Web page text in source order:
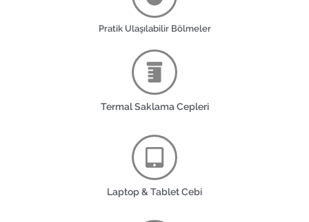
Pratik Ulaşılabilir Bölmeler
Termal Saklama Cepleri
Laptop & Tablet Cebi